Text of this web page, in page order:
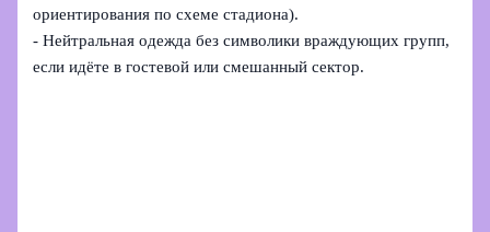
ориентирования по схеме стадиона).
- Нейтральная одежда без символики враждующих групп,
если идёте в гостевой или смешанный сектор.